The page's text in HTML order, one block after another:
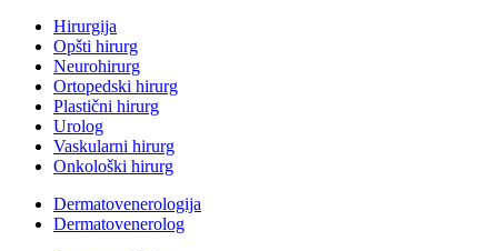
Hirurgija
Opšti hirurg
Neurohirurg
Ortopedski hirurg
Plastični hirurg
Urolog
Vaskularni hirurg
Onkološki hirurg
Dermatovenerologija
Dermatovenerolog